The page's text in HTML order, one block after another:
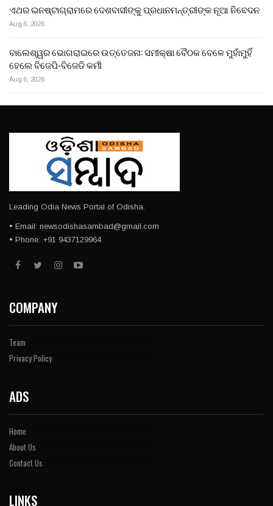
ଏଥର ଇନଷ୍ଟାଗ୍ରାମରେ ଦେଶବାସୀଙ୍କୁ ପ୍ରଧାନମନ୍ତ୍ରୀଙ୍କ ନୂଆ ନିବେଦନ
Aug 6, 2026
ବାଲେଶ୍ୱର ଭୋଗରାଇରେ ଉତ୍ତେଜନା: ସମୀକ୍ଷା ବୈଠକ ବେଳେ ମୁହାଁମୁହିଁ
ହେଲେ ବିଜେପି-ବିଜେଡି କର୍ମୀ
Aug 6, 2026
Leading Odia News Portal of Odisha.
• Email: newsodishasambad@gmail.com
• Phone: +91 9437129964
COMPANY
Team
Privacy Policy
ADS
Home
About Us
Contact Us
LINKS